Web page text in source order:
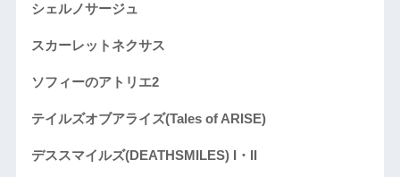
シェルノサージュ
スカーレットネクサス
ソフィーのアトリエ2
テイルズオブアライズ(Tales of ARISE)
デススマイルズ(DEATHSMILES) I・II